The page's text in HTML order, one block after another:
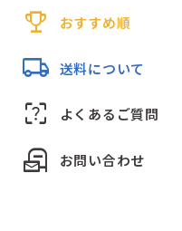
trophy おすすめ順
local_shipping 送料について
indeterminate_question_box よくあるご質問
local_post_office お問い合わせ